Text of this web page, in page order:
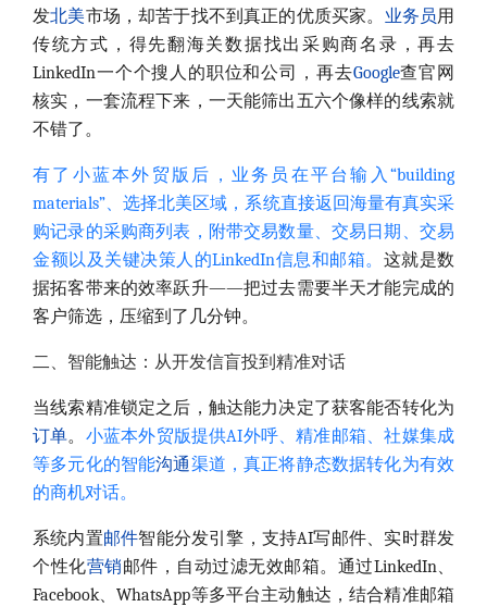
发北美市场，却苦于找不到真正的优质买家。 业务员用
传统方式，得先翻海关数据找出采购商名录，再去
LinkedIn一个个搜人的职位和公司，再去Google查官网
核实，一套流程下来，一天能筛出五六个像样的线索就
不错了。
有了小蓝本外贸版后，业务员在平台输入“building
materials”、选择北美区域，系统直接返回海量有真实采
购记录的采购商列表，附带交易数量、交易日期、交易
金额以及关键决策人的LinkedIn信息和邮箱。 这就是数
据拓客带来的效率跃升——把过去需要半天才能完成的
客户筛选，压缩到了几分钟。
二、智能触达：从开发信盲投到精准对话
当线索精准锁定之后，触达能力决定了获客能否转化为
订单。 小蓝本外贸版提供AI外呼、精准邮箱、社媒集成
等多元化的智能沟通渠道，真正将静态数据转化为有效
的商机对话。
系统内置邮件智能分发引擎，支持AI写邮件、实时群发
个性化营销邮件，自动过滤无效邮箱。通过LinkedIn、
Facebook、WhatsApp等多平台主动触达，结合精准邮箱